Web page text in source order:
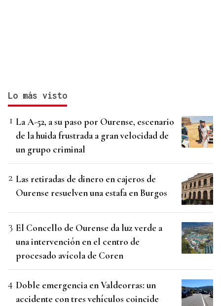
Lo más visto
La A-52, a su paso por Ourense, escenario
de la huida frustrada a gran velocidad de
un grupo criminal
Las retiradas de dinero en cajeros de
Ourense resuelven una estafa en Burgos
El Concello de Ourense da luz verde a
una intervención en el centro de
procesado avícola de Coren
Doble emergencia en Valdeorras: un
accidente con tres vehículos coincide